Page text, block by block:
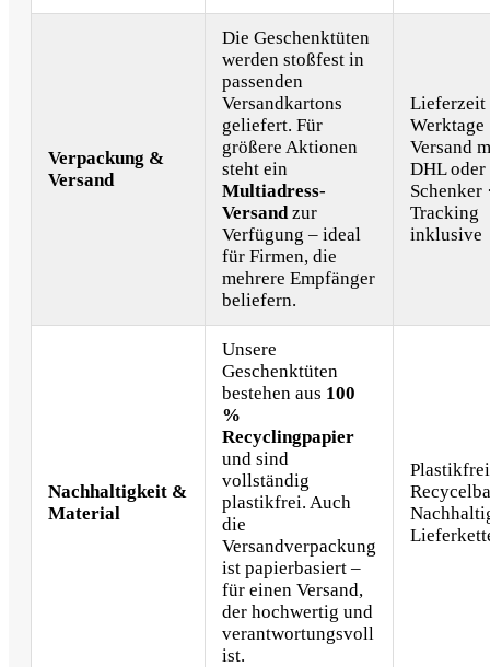
Verpackung &
Versand
Die Geschenktüten
werden stoßfest in
passenden
Versandkartons
geliefert. Für
größere Aktionen
steht ein
Multiadress-
Versandzur
Verfügung – ideal
für Firmen, die
mehrere Empfänger
beliefern.
Lieferzeit
Werktage
Versand
DHL oder
Schenker
Tracking
inklusive
Nachhaltigkeit &
Material
Unsere
Geschenktüten
bestehen aus 100
%
Recyclingpapier
und sind
vollständig
plastikfrei. Auch
die
Versandverpackung
ist papierbasiert –
für einen Versand,
der hochwertig und
verantwortungsvoll
ist.
Plastikfrei